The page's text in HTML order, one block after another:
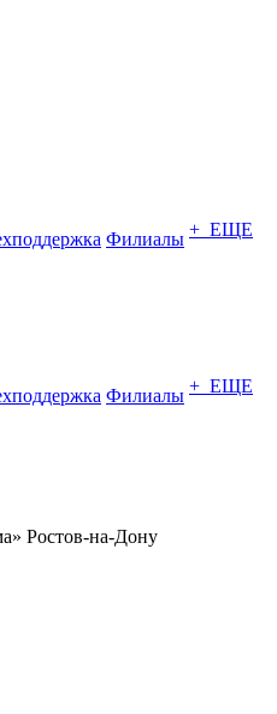
Филиалы + ЕЩЕ
Филиалы + ЕЩЕ
Ростов-на-Дону